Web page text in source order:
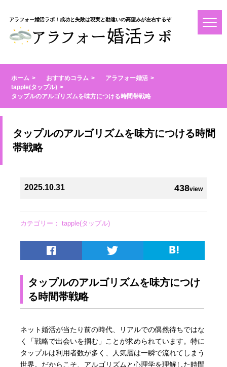
アラフォー婚活ラボ！成功と失敗は現実と勘違いの高望みが左右するぞ
ホーム おすすめコラム
アラフォー婚活
tapple(タップル)
タップルのアルゴリズムを味方につける時間帯戦略
タップルのアルゴリズムを味方につける時間
帯戦略
438view
2025.10.31
カテゴリー： tapple(タップル)
タップルのアルゴリズムを味方につけ
る時間帯戦略
ネット婚活が当たり前の時代、リアルでの偶然待ちではな
く「戦略で出会いを掴む」ことが求められています。特に
タップルは利用者数が多く、人気層は一瞬で流れてしまう
世界。だからこそ、アルゴリズムと心理学を理解した時間